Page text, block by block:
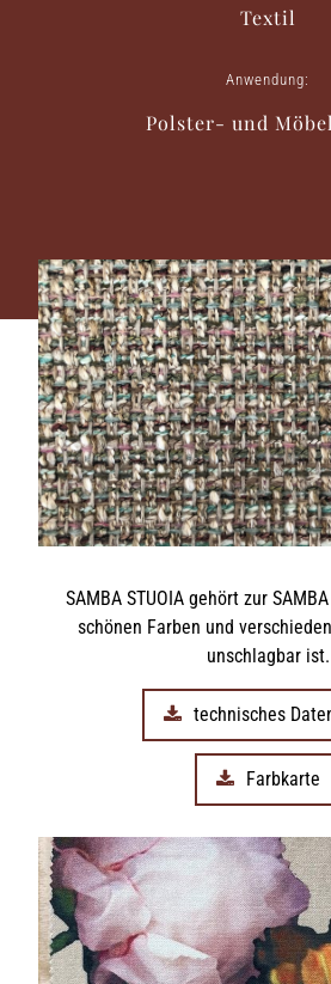
Textil
Anwendung:
Polster- und
SAMBA STUOIA gehört zur
schönen Farben und
unschlagbar ist.
technisches
Farbkarte